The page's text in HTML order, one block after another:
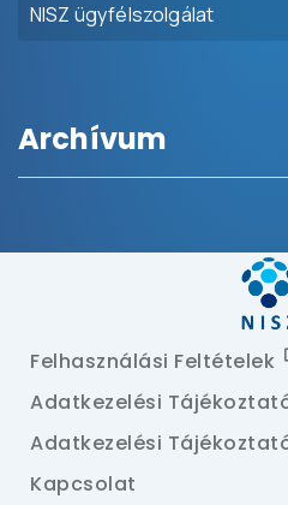
NISZ ügyfélszolgálat
Archívum
Felhasználási Feltételek
Adatkezelési
Adatkezelési Tájékoztató
Kapcsolat